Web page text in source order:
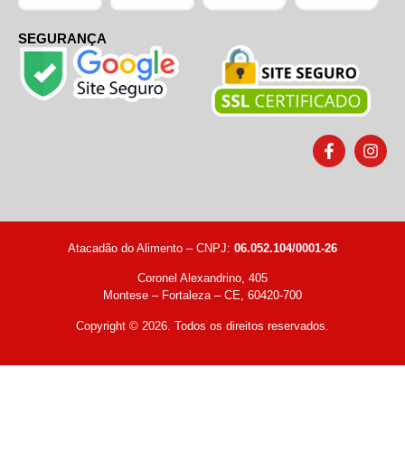
SEGURANÇA
Atacadão do Alimento – CNPJ: 06.052.104/0001-26
Coronel Alexandrino, 405
Montese – Fortaleza – CE, 60420-700
Copyright © 2026. Todos os direitos reservados.